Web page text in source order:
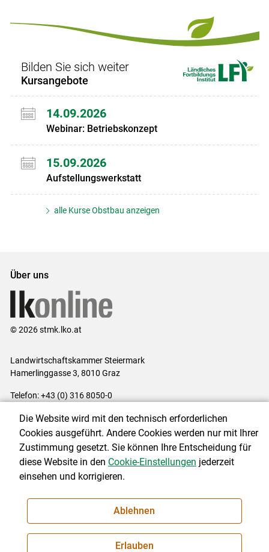
Bilden Sie sich weiter
Kursangebote
14.09.2026
Webinar: Betriebskonzept
15.09.2026
Aufstellungswerkstatt
alle Kurse Obstbau anzeigen
Über uns
© 2026 stmk.lko.at
Landwirtschaftskammer Steiermark
Hamerlinggasse 3, 8010 Graz
Telefon: +43 (0) 316 8050-0
Impressum|Kontakt|Datenschutzerklärung|Barrierefreiheit|
Cookie-Einstellungen
NEWSLETTER
Die Website wird mit den technisch erforderlichen
Cookies ausgeführt. Andere Cookies werden nur mit Ihrer
Zustimmung gesetzt. Sie können Ihre Entscheidung für
diese Website in den Cookie-Einstellungen jederzeit
einsehen und korrigieren.
Ablehnen
Erlauben